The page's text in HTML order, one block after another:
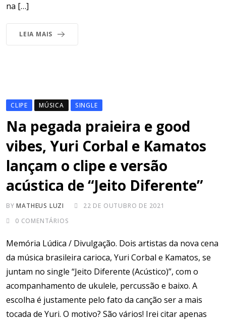
na […]
LEIA MAIS
CLIPE MÚSICA SINGLE
Na pegada praieira e good
vibes, Yuri Corbal e Kamatos
lançam o clipe e versão
acústica de “Jeito Diferente”
BYMATHEUS LUZI
22 DE OUTUBRO DE 2021
0 COMENTÁRIOS
Memória Lúdica / Divulgação. Dois artistas da nova cena
da música brasileira carioca, Yuri Corbal e Kamatos, se
juntam no single “Jeito Diferente (Acústico)”, com o
acompanhamento de ukulele, percussão e baixo. A
escolha é justamente pelo fato da canção ser a mais
tocada de Yuri. O motivo? São vários! Irei citar apenas